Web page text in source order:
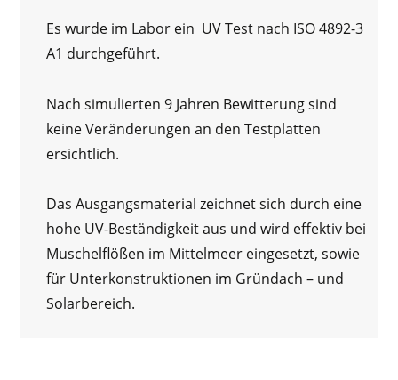
Es wurde im Labor ein UV Test nach ISO 4892-3
A1 durchgeführt.
Nach simulierten 9 Jahren Bewitterung sind
keine Veränderungen an den Testplatten
ersichtlich.
Das Ausgangsmaterial zeichnet sich durch eine
hohe UV-Beständigkeit aus und wird effektiv bei
Muschelflößen im Mittelmeer eingesetzt, sowie
für Unterkonstruktionen im Gründach – und
Solarbereich.